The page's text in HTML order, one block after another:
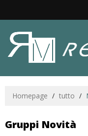
Homepage / tutto /
Gruppi Novità